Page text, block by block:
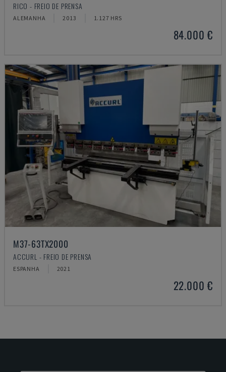
RICO - FREIO DE PRENSA
ALEMANHA 2013 1.127 HRS
84.000 €
M37-63TX2000
ACCURL - FREIO DE PRENSA
ESPANHA 2021
22.000 €